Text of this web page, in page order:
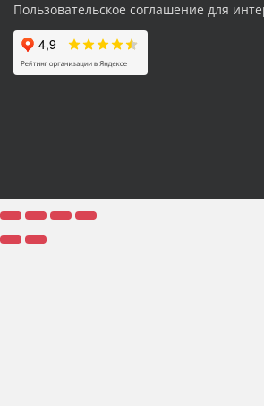
Пользовательское соглашение для